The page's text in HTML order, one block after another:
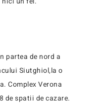
partea de nord a
Siutghiol,la o
Complex Verona
de spatii de cazare.